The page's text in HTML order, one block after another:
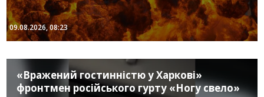
09.08.2026, 08:23
«Вражений гостинністю у Харкові»
фронтмен російського гурту «Ногу свело»